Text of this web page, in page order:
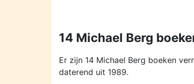
14 Michael Berg
Er zijn 14 Michael Berg boeken
daterend uit 1989.